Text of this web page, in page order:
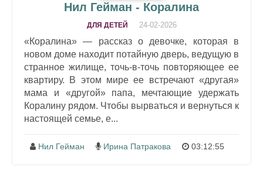
Нил Гейман - Коралина
ДЛЯ ДЕТЕЙ 24-02-2026
«Коралина» — рассказ о девочке, которая в
новом доме находит потайную дверь, ведущую в
странное жилище, точь-в-точь повторяющее ее
квартиру. В этом мире ее встречают «другая»
мама и «другой» папа, мечтающие удержать
Коралину рядом. Чтобы вырваться и вернуться к
настоящей семье, е...
Нил Гейман Ирина Патракова 03:12:55